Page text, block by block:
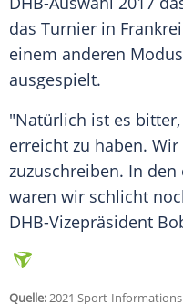
das Turnier in
einem anderen
ausgespielt.
"Natürlich ist es
erreicht zu haben.
zuzuschreiben. In
waren wir schlicht
DHB-Vizepräsident
Quelle:2021 Sport-